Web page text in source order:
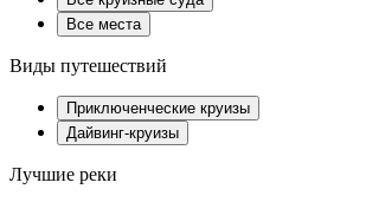
Все места
Виды путешествий
Приключенческие круизы
Дайвинг-круизы
Лучшие реки